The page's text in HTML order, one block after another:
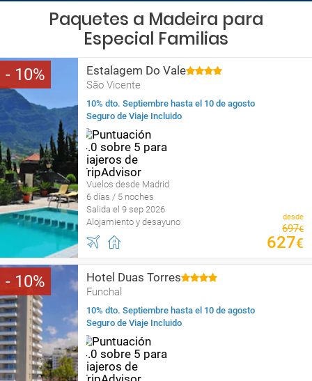
Paquetes a Madeira para
Especial Familias
10 Estalagem Do Vale
São Vicente
10% dto. Septiembre hasta el 10 de agosto
Seguro de Viaje Incluido
Vuelos desde Madrid
6 días / 5 noches
Salida el 9 sep 2026
Alojamiento y desayuno
desde
697€
627€
10 Hotel Duas Torres
Funchal
10% dto. Septiembre hasta el 10 de agosto
Seguro de Viaje Incluido